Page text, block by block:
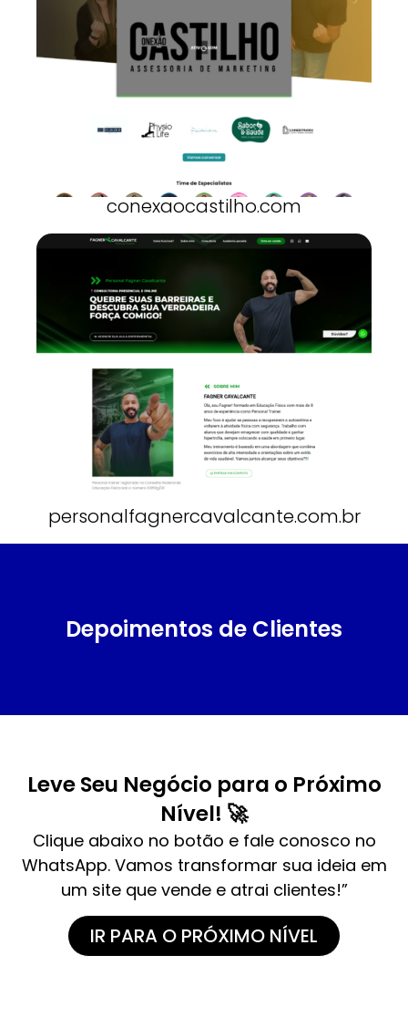
conexaocastilho.com
personalfagnercavalcante.com.br
Depoimentos de Clientes
Leve Seu Negócio para o Próximo
Nível! 🚀
Clique abaixo no botão e fale conosco no
WhatsApp. Vamos transformar sua ideia em
um site que vende e atrai clientes!”
IR PARA O PRÓXIMO NÍVEL